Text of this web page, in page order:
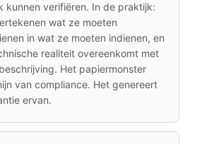
kunnen verifiëren. In de praktijk:
wat ze moeten
in wat ze moeten indienen, en
realiteit overeenkomt met
Het papiermonster
van compliance. Het genereert
ervan.